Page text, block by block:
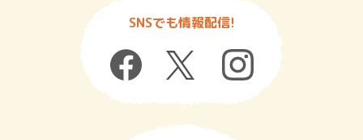
SNSでも情報配信!